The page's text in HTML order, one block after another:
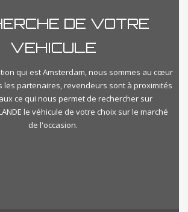
DE VOTRE
VEHICULE
qui est Amsterdam, nous sommes au cœur
les partenaires, revendeurs sont à proximités
ce qui nous permet de rechercher sur
le véhicule de votre choix sur le marché
de l'occasion.